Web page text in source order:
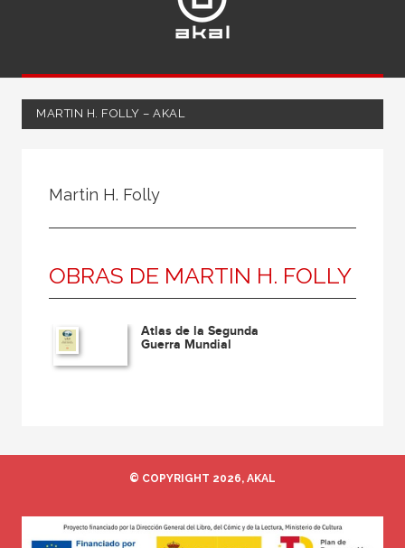
MARTIN H. FOLLY – AKAL
Coordinador
Editor
Editora
Escritor
Prologuista
Traductora
Martin H. Folly
OBRAS DE MARTIN H. FOLLY
Atlas de la Segunda
Guerra Mundial
© COPYRIGHT 2026, AKAL